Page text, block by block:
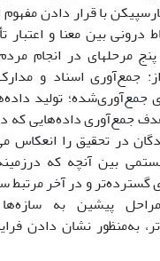
با قرار دادن
درونی بین معنا و اعتبار
مرحله­ای در انجام
جمع‌آوری اسناد و
جمع‌آوری‌شده؛ تولید
جمع‌آوری داده‌هایی که
در تحقیق را
بین آنچه که
گسترده‌تر و در آخر مرتبط
پیشین به
به‌منظور نشان دادن